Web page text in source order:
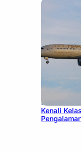
December
Kenali